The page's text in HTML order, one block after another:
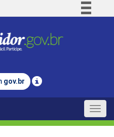
Comunica BR
Legislação
gov.br
Toggle